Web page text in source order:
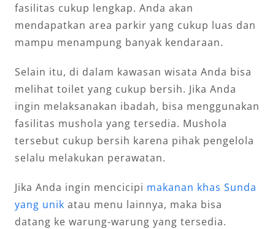
fasilitas cukup lengkap. Anda akan
mendapatkan area parkir yang cukup luas dan
mampu menampung banyak kendaraan.
Selain itu, di dalam kawasan wisata Anda bisa
melihat toilet yang cukup bersih. Jika Anda
ingin melaksanakan ibadah, bisa menggunakan
fasilitas mushola yang tersedia. Mushola
tersebut cukup bersih karena pihak pengelola
selalu melakukan perawatan.
Jika Anda ingin mencicipi makanan khas Sunda
yang unik atau menu lainnya, maka bisa
datang ke warung-warung yang tersedia.